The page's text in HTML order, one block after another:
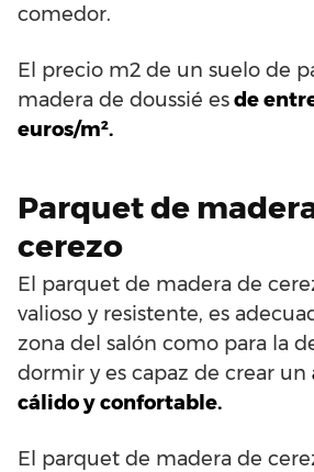
comedor.
El precio m2 de un suelo de
madera de doussié esde
euros/m².
Parquet de
cerezo
El parquet de madera de
valioso y resistente, es
zona del salón como para la
dormir y es capaz de crear un
cálido y confortable.
El parquet de madera de